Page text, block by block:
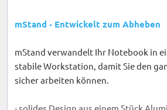
mStand - Entwickelt zum Abheben
mStand verwandelt Ihr Notebook in
stabile Workstation, damit Sie den
sicher arbeiten können.